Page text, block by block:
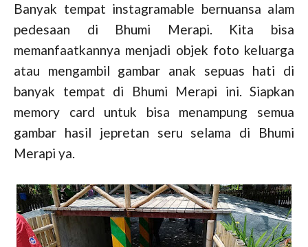
Banyak tempat instagramable bernuansa alam
pedesaan di Bhumi Merapi. Kita bisa
memanfaatkannya menjadi objek foto keluarga
atau mengambil gambar anak sepuas hati di
banyak tempat di Bhumi Merapi ini. Siapkan
memory card untuk bisa menampung semua
gambar hasil jepretan seru selama di Bhumi
Merapi ya.